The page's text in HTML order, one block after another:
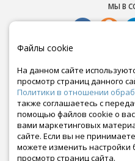
МЫ В
crazy-
Файлы cookie
На данном сайте
просмотр страниц данного
Политики в отношении
также соглашаетесь с
помощью файлов cookie о
вами маркетинговых
сайте. Если вы не
можете изменить настройки
просмотр страниц сайта.